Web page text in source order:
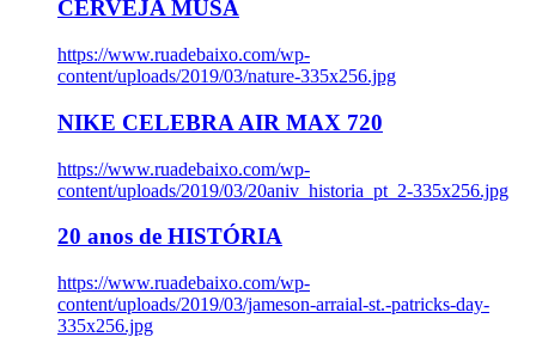
CERVEJA MUSA
https://www.ruadebaixo.com/wp-
content/uploads/2019/03/nature-335x256.jpg
NIKE CELEBRA AIR MAX 720
https://www.ruadebaixo.com/wp-
content/uploads/2019/03/20aniv_historia_pt_2-335x256.jpg
20 anos de HISTÓRIA
https://www.ruadebaixo.com/wp-
content/uploads/2019/03/jameson-arraial-st.-patricks-day-
335x256.jpg